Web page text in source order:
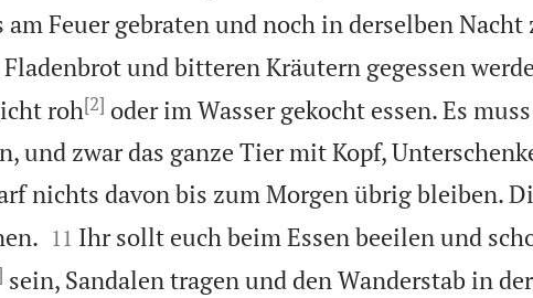
am Feuer gebraten und noch in derselben Nacht
und bitteren Kräutern gegessen
roh[2] oder im Wasser gekocht essen. Es
und zwar das ganze Tier mit Kopf,
nichts davon bis zum Morgen übrig bleiben.

11 Ihr sollt euch beim Essen beeilen und
sein, Sandalen tragen und den Wanderstab in